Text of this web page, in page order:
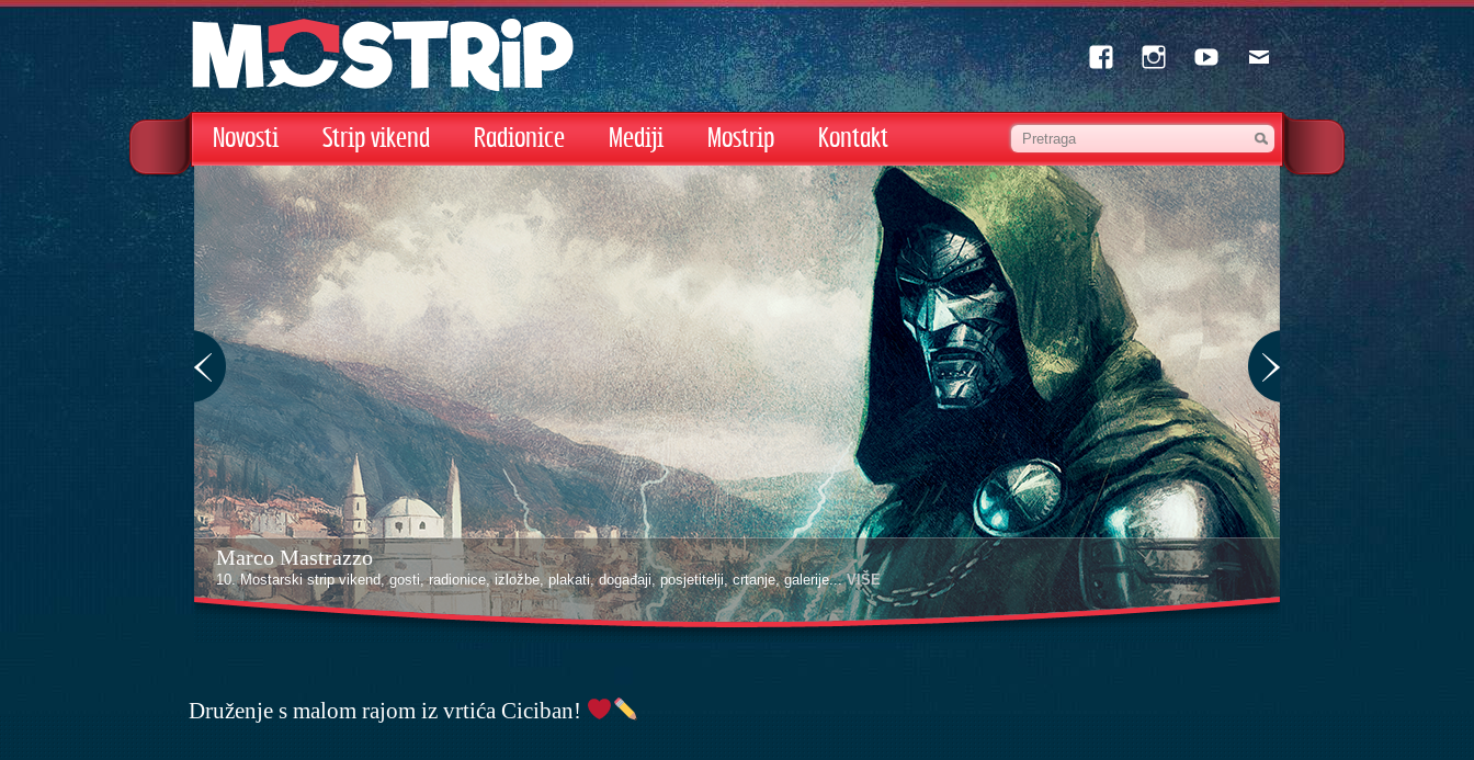
Facebook InstagramYoutube Email
Novosti Strip vikend Radionice Mediji Mostrip Kontakt
Marco Mastrazzo
10. Mostarski strip vikend, gosti, radionice, izložbe, plakati, događaji, posjetitelji, crtanje, galerije...VIŠE
Druženje s malom rajom iz vrtića Ciciban!